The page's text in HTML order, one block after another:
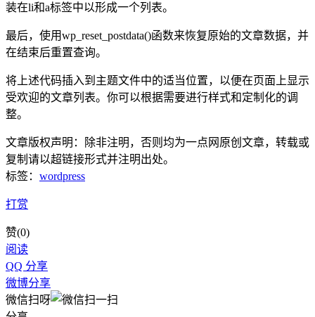
装在li和a标签中以形成一个列表。
最后，使用wp_reset_postdata()函数来恢复原始的文章数据，并
在结束后重置查询。
将上述代码插入到主题文件中的适当位置，以便在页面上显示
受欢迎的文章列表。你可以根据需要进行样式和定制化的调
整。
文章版权声明：除非注明，否则均为一点网 原创文章，转载或
复制请以超链接形式并注明出处。
标签： wordpress
打赏
赞(0)
阅读
QQ 分享
微博分享
微信扫呀